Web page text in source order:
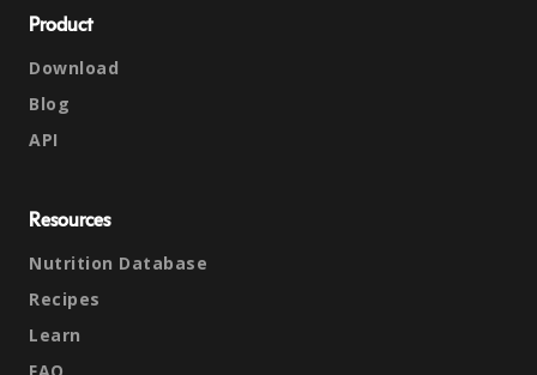
Product
Download
Blog
API
Resources
Nutrition Database
Recipes
Learn